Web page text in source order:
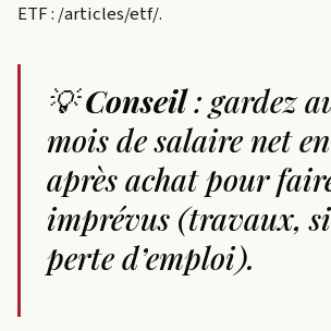
ETF : /articles/etf/.
💡Conseil: gardez
mois de salaire net
après achat pour
imprévus (travaux,
perte d’emploi).